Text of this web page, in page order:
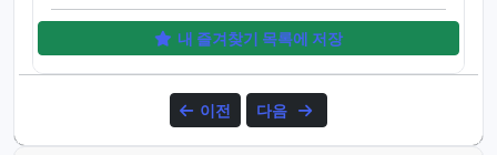
내 즐겨찾기 목록에 저장
이전 다음